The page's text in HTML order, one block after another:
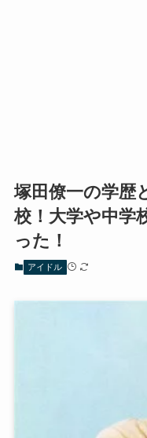
塚田僚一の学歴
校！大学や中学
った！
アイドル